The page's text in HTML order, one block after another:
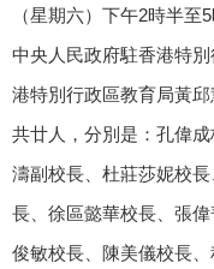
（星期六）下午2時半至5
中央人民政府駐香港特
港特別行政區教育局黃
共廿人，分別是：孔偉
濤副校長、杜莊莎妮校
長、徐區懿華校長、張
俊敏校長、陳美儀校長